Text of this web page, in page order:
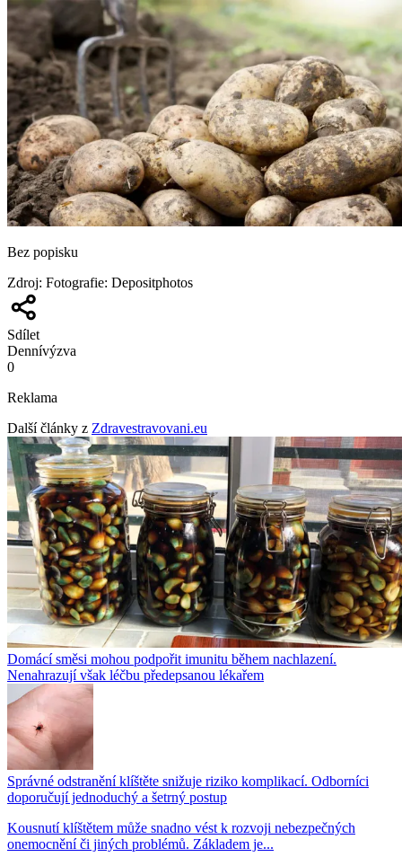
Bez popisku
Zdroj: Fotografie: Depositphotos
Sdílet
Dennívýzva
0
Reklama
Další články z Zdravestravovani.eu
Domácí směsi mohou podpořit imunitu během nachlazení.
Nenahrazují však léčbu předepsanou lékařem
Správné odstranění klíštěte snižuje riziko komplikací. Odborníci
doporučují jednoduchý a šetrný postup
Kousnutí klíštětem může snadno vést k rozvoji nebezpečných
onemocnění či jiných problémů. Základem je...